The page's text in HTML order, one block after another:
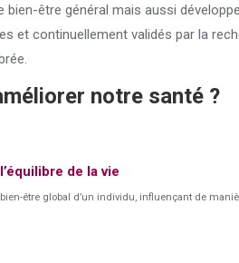
être général mais aussi
et continuellement validés par la
notre santé ?
de la vie
être global d’un individu, influençant de